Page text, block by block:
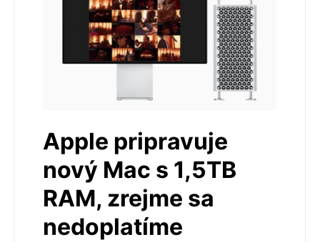
Apple pripravuje
nový Mac s 1,5TB
RAM, zrejme sa
nedoplatíme